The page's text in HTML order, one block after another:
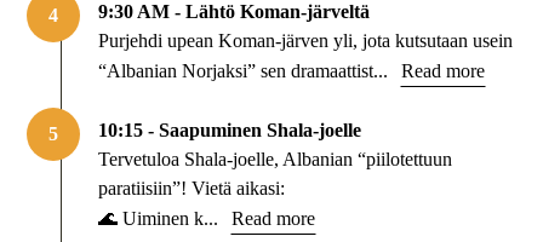
4
9:30 AM - Lähtö Koman-järveltä
Purjehdi upean Koman-järven yli, jota kutsutaan usein
“Albanian Norjaksi” sen dramaattist...
Read more
5
10:15 - Saapuminen Shala-joelle
Tervetuloa Shala-joelle, Albanian “piilotettuun
paratiisiin”! Vietä aikasi:
🌊 Uiminen k...
Read more